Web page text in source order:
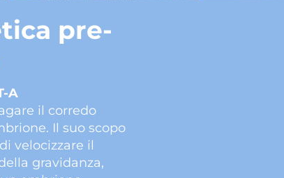
pre-
A
il corredo
Il suo scopo
velocizzare il
gravidanza,